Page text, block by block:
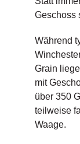
Geschoss
Während
Grain
mit
über 350
teilweise
Waage.